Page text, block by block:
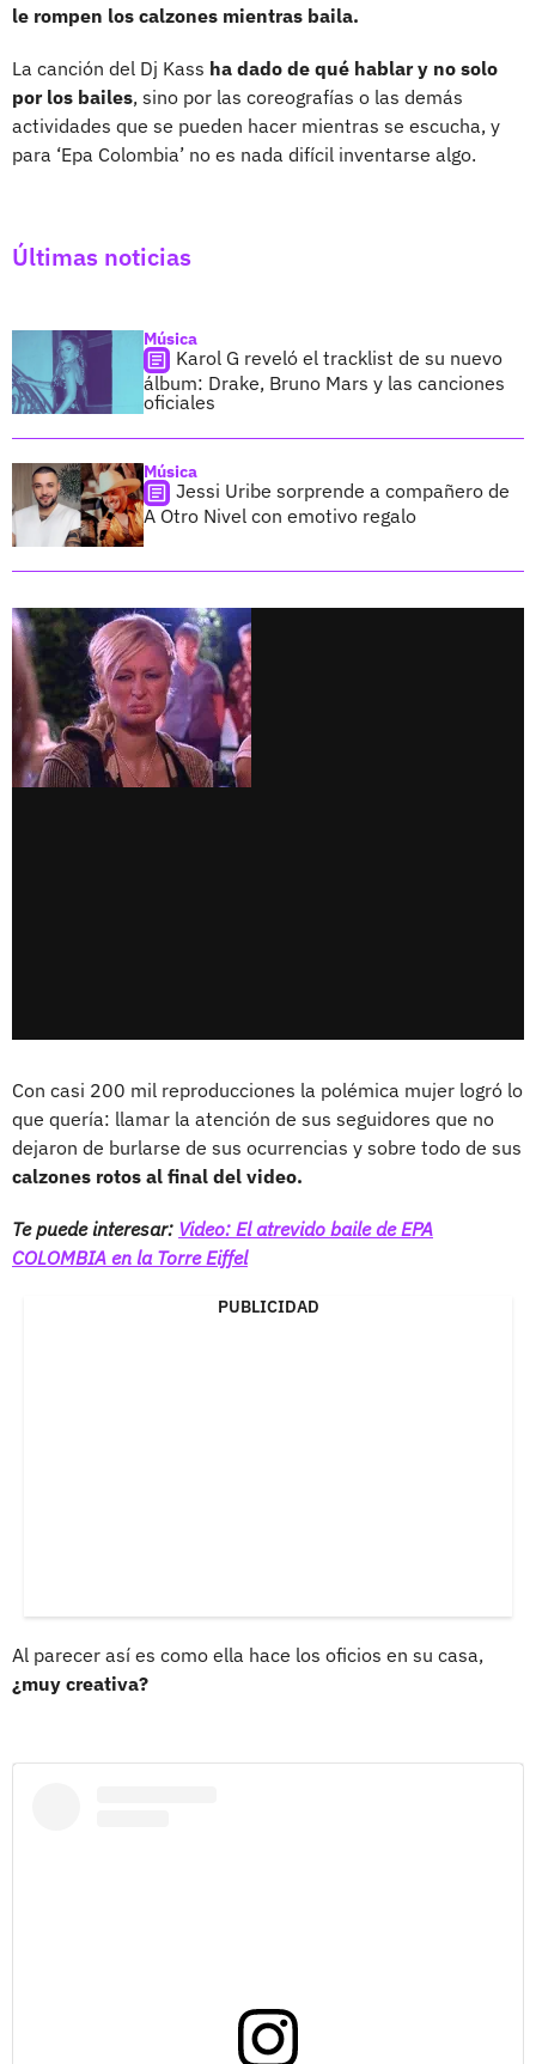
le rompen los calzones mientras baila.
La canción del Dj Kass ha dado de qué hablar y no solo
por los bailes, sino por las coreografías o las demás
actividades que se pueden hacer mientras se escucha, y
para ‘Epa Colombia’ no es nada difícil inventarse algo.
Últimas noticias
Música
Karol G reveló el tracklist de su nuevo
álbum: Drake, Bruno Mars y las canciones
oficiales
Música
Jessi Uribe sorprende a compañero de
A Otro Nivel con emotivo regalo
Con casi 200 mil reproducciones la polémica mujer logró lo
que quería: llamar la atención de sus seguidores que no
dejaron de burlarse de sus ocurrencias y sobre todo de sus
calzones rotos al final del video.
Te puede interesar: Video: El atrevido baile de EPA
COLOMBIA en la Torre Eiffel
PUBLICIDAD
Al parecer así es como ella hace los oficios en su casa,
¿muy creativa?